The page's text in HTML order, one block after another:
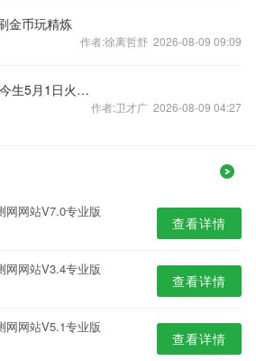
金币玩精炼
作者:徐离哲舒 2026-08-09 09:09
《天剑灵域》65区-缘定今生5月1日火爆开启
作者:卫才广 2026-08-09 04:27
网网站V7.0专业版
查看详情
网网站V3.4专业版
查看详情
网网站V5.1专业版
查看详情